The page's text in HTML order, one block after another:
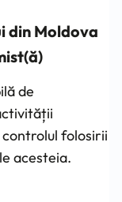
din Moldova
de
folosirii
acesteia.